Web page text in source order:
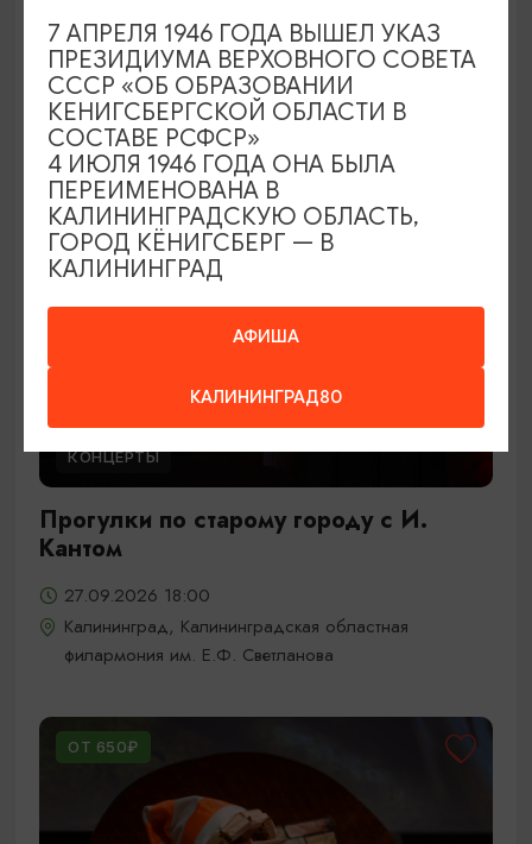
В джазе только девушки
27.09.2026 17:00
Светлогорск, Театр эстрады «Янтарь-холл»
ОТ 900₽
КОНЦЕРТЫ
Прогулки по старому городу с И.
Кантом
27.09.2026 18:00
Калининград, Калининградская областная
филармония им. Е.Ф. Светланова
ОТ 650₽
АФИША
КАЛИНИНГРАД80
7 АПРЕЛЯ 1946 ГОДА ВЫШЕЛ УКАЗ
ПРЕЗИДИУМА ВЕРХОВНОГО СОВЕТА
СССР «ОБ ОБРАЗОВАНИИ
КЕНИГСБЕРГСКОЙ ОБЛАСТИ В
СОСТАВЕ РСФСР»
4 ИЮЛЯ 1946 ГОДА ОНА БЫЛА
ПЕРЕИМЕНОВАНА В
КАЛИНИНГРАДСКУЮ ОБЛАСТЬ,
ГОРОД КЁНИГСБЕРГ — В
КАЛИНИНГРАД